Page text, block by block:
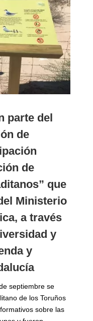
parte del
de
de
que
Ministerio
a través
y
y
septiembre se
de los Toruños
sobre las